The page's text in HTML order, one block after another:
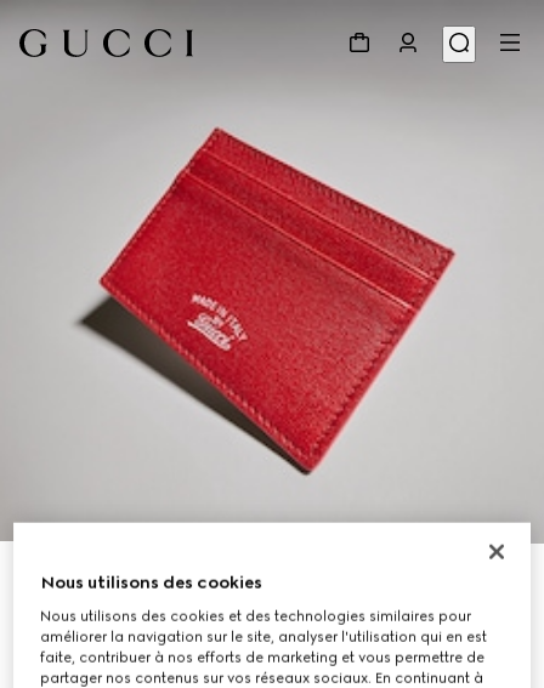
Porte-cartes Lira
€ 240
Déclinaisons cuir rouge vif
Nous utilisons des cookies
Nous utilisons des cookies et des technologies similaires pour
améliorer la navigation sur le site, analyser l'utilisation qui en est
faite, contribuer à nos efforts de marketing et vous permettre de
partager nos contenus sur vos réseaux sociaux. En continuant à